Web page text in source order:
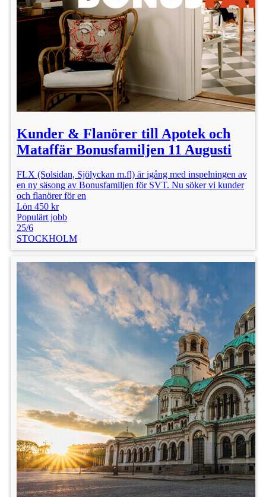
Kunder & Flanörer till Apotek och
Mataffär Bonusfamiljen 11 Augusti
FLX (Solsidan, Sjölyckan m.fl) är igång med inspelningen av
en ny säsong av Bonusfamiljen för SVT. Nu söker vi kunder
och flanörer för en
Lön 450 kr
Populärt jobb
25/6
STOCKHOLM